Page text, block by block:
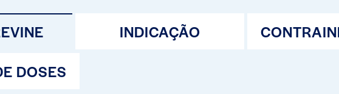
INDICAÇÃO
DOSES